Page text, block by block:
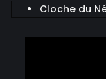
Cloche du